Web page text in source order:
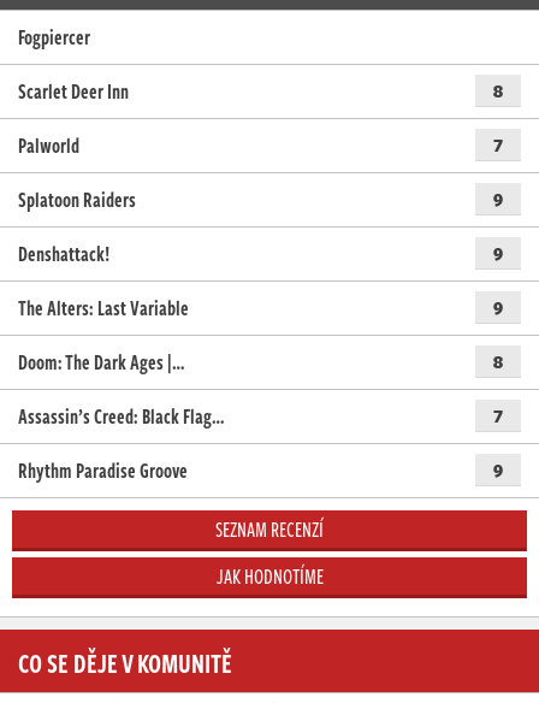
Fogpiercer
Scarlet Deer Inn
8
Palworld 7
Splatoon Raiders 9
Denshattack! 9
The Alters: Last Variable 9
Doom: The Dark Ages |… 8
Assassin’s Creed: Black Flag… 7
Rhythm Paradise Groove 9
SEZNAM RECENZÍ
JAK HODNOTÍME
CO SE DĚJE V KOMUNITĚ